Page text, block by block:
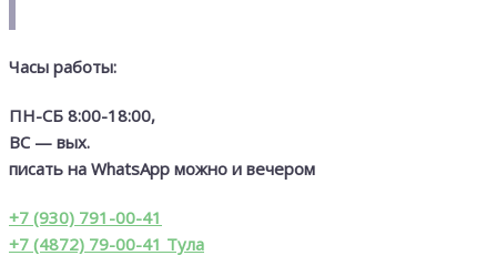
Часы работы:
ПН-СБ 8:00-18:00,
ВС — вых.
писать на WhatsApp можно и вечером
+7 (930) 791-00-41
+7 (4872) 79-00-41 Тула